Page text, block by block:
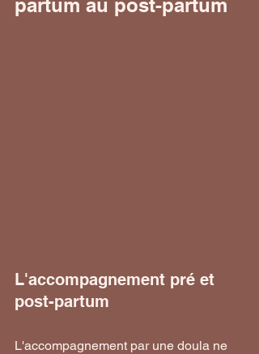
partum au post-partum
L'accompagnement pré et
post-partum
L'accompagnement par une doula ne